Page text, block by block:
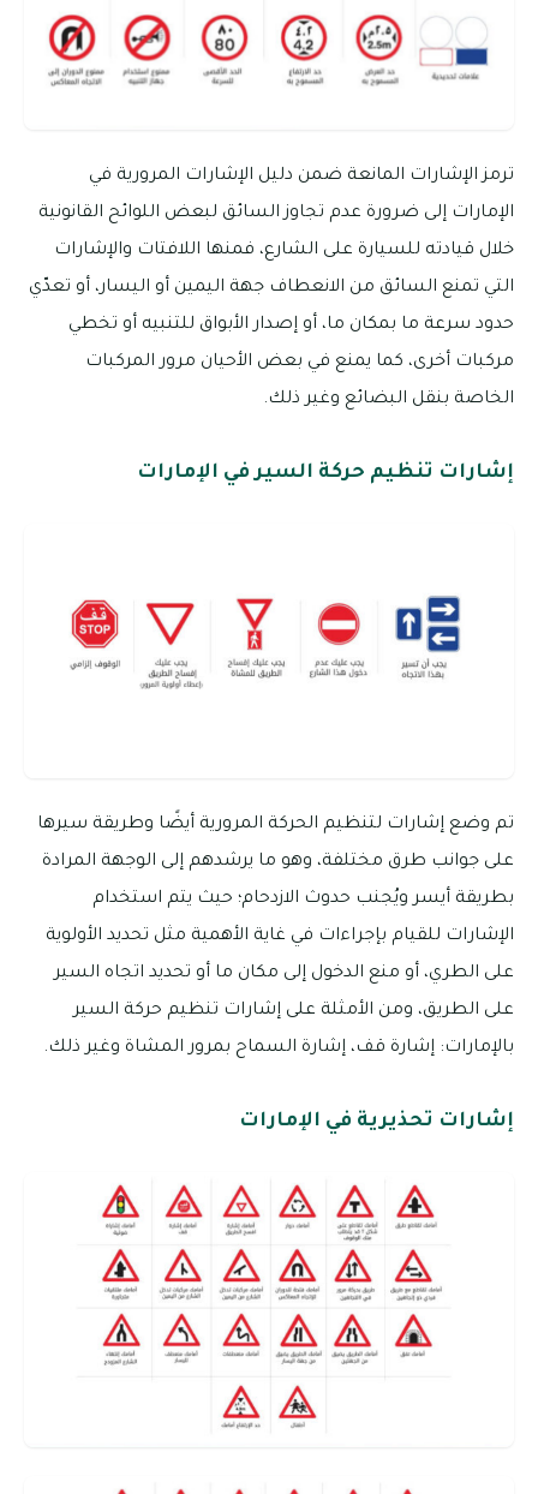
ترمز الإشارات المانعة ضمن دليل الإشارات المرورية في
الإمارات إلى ضرورة عدم تجاوز السائق لبعض اللوائح القانونية
خلال قيادته للسيارة على الشارع، فمنها اللافتات والإشارات
التي تمنع السائق من الانعطاف جهة اليمين أو اليسار، أو تعدّي
حدود سرعة ما بمكان ما، أو إصدار الأبواق للتنبيه أو تخطي
مركبات أخرى، كما يمنع في بعض الأحيان مرور المركبات
الخاصة بنقل البضائع وغير ذلك.
إشارات تنظيم حركة السير في الإمارات
تم وضع إشارات لتنظيم الحركة المرورية أيضًا وطريقة سيرها
على جوانب طرق مختلفة، وهو ما يرشدهم إلى الوجهة المرادة
بطريقة أيسر ويُجنب حدوث الازدحام؛ حيث يتم استخدام
الإشارات للقيام بإجراءات في غاية الأهمية مثل تحديد الأولوية
على الطري، أو منع الدخول إلى مكان ما أو تحديد اتجاه السير
على الطريق، ومن الأمثلة على إشارات تنظيم حركة السير
بالإمارات: إشارة قف، إشارة السماح بمرور المشاة وغير ذلك.
إشارات تحذيرية في الإمارات